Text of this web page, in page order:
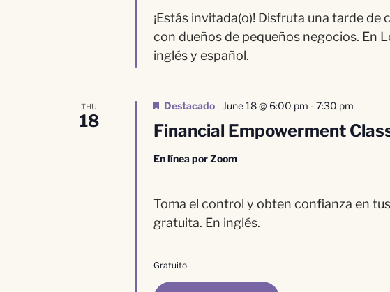
¡Estás invitada(o)! Disfruta una tarde
con dueños de pequeños negocios. En
inglés y español.
THU
18 Financial Empowerment
Destacado June 18 @ 6:00 pm -7:30 pm
En línea por Zoom
Toma el control y obten confianza en
gratuita. En inglés.
Gratuito